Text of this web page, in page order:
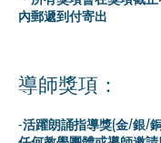
內郵遞到付寄出
導師獎項：
-活躍朗誦指導獎(金/銀/